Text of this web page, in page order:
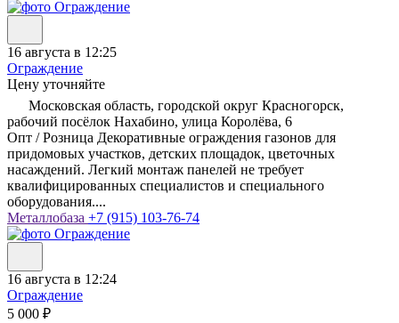
16 августа в 12:25
Ограждение
Цену уточняйте
Московская область, городской округ Красногорск,
рабочий посёлок Нахабино, улица Королёва, 6
Опт / Розница Декоративные ограждения газонов для
придомовых участков, детских площадок, цветочных
насаждений. Легкий монтаж панелей не требует
квалифицированных специалистов и специального
оборудования....
Металлобаза +7 (915) 103-76-74
16 августа в 12:24
Ограждение
5 000 ₽